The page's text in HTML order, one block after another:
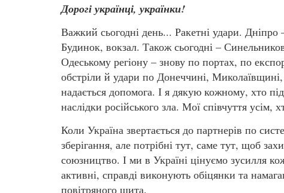
Дорогі українці, українки!
Важкий сьогодні день... Ракетні удари. Дніпро
Будинок, вокзал. Також сьогодні –
Одеському регіону – знову по портах, по
обстріли й удари по Донеччині,
надається допомога. І я дякую кожному, хто
наслідки російського зла. Мої співчуття усім,
Коли Україна звертається до партнерів по
зберігання, але потрібні тут, саме тут, щоб
союзництво. І ми в Україні цінуємо зусилля
активні, справді виконують обіцянки та
повітряного щита.